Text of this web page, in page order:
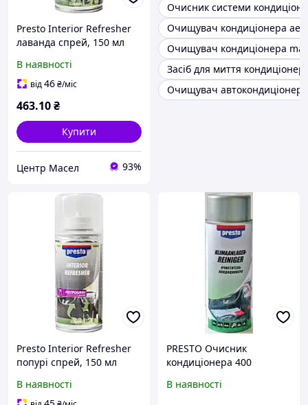
Presto Interior Refresher
лаванда спрей, 150 мл
кондиціонера
В наявності
від46₴/міс
463.10₴
Купити
Центр Масел 93%
Очисник системи
Очищувач кондиціонера
Очищувач кондиціонера
Засіб для миття
Очищувач
Presto Interior Refresher
попурі спрей, 150 мл
кондиціонера
В наявності
PRESTO Очисник
кондиціонера 400
приймаються від 700 грн.
В наявності